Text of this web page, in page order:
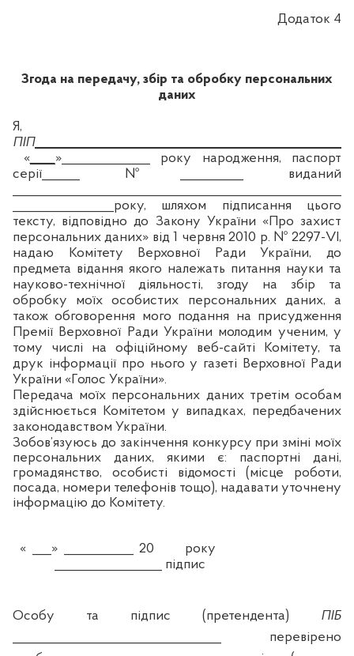
Додаток 4
Згода на передачу, збір та обробку персональних
даних
Я,
ПІП
«____ »______________ року народження, паспорт
серії
№__________ виданий
________________року, шляхом підписання цього
тексту, відповідно до Закону України «Про захист
персональних даних» від 1 червня 2010 р. № 2297-VІ,
надаю Комітету Верховної РадиУкраїни, до
предмета відання якого належать питання науки та
науково-технічної діяльності, згоду на збір та
обробку моїх особистих персональних даних, а
також обговорення мого подання на присудження
Премії Верховної Ради України молодим ученим, у
тому числі на офіційному веб-сайті Комітету, та
друк інформації про нього у газеті Верховної Ради
України «Голос України».
Передача моїх персональних даних третім особам
здійснюється Комітетом у випадках, передбачених
законодавством України.
Зобов’язуюсь до закінчення конкурсу при зміні моїх
персональних даних, якими є: паспортні дані,
громадянство, особисті відомості (місце роботи,
посада, номери телефонів тощо), надавати уточнену
інформацію до Комітету.
« ___» ___________ 20
року
_________________ підпис
Особу та підпис (претендента) ПІБ
_________________________________ перевірено